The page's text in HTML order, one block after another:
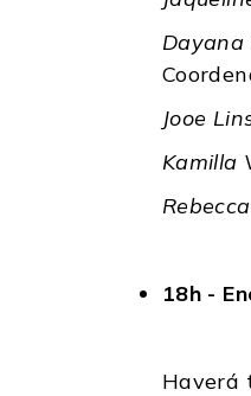
Dayana
Jooe
Kamilla
18h -
Haverá